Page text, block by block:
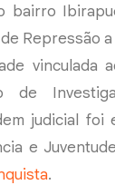
bairro
Repressão
vinculada
de
judicial foi
e
.